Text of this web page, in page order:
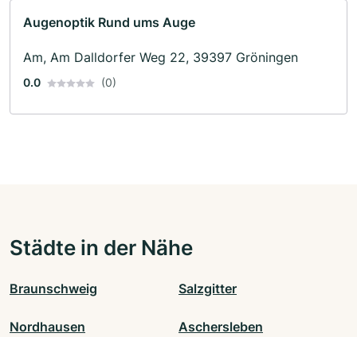
Augenoptik Rund ums Auge
Am, Am Dalldorfer Weg 22, 39397 Gröningen
0.0 (0)
Städte in der Nähe
Braunschweig Salzgitter
Nordhausen Aschersleben